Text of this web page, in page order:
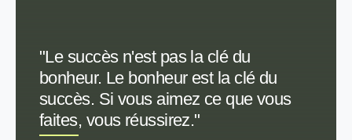
"Le succès n'est pas la clé du
bonheur. Le bonheur est la clé du
succès. Si vous aimez ce que vous
faites, vous réussirez."